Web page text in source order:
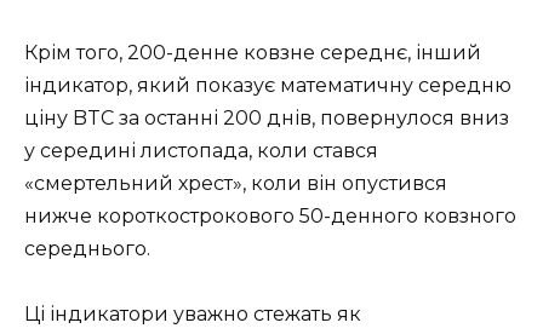
Крім того, 200-денне ковзне середнє, інший
індикатор, який показує математичну середню
ціну BTC за останні 200 днів, повернулося вниз
у середині листопада, коли стався
«смертельний хрест», коли він опустився
нижче короткострокового 50-денного ковзного
середнього.
Ці індикатори уважно стежать як